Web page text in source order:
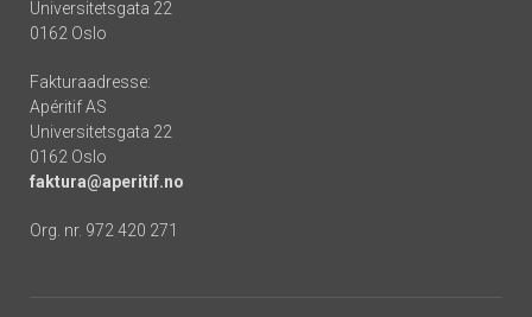
Universitetsgata 22
0162 Oslo
Fakturaadresse:
Apéritif AS
Universitetsgata 22
0162 Oslo
faktura@aperitif.no
Org. nr. 972 420 271